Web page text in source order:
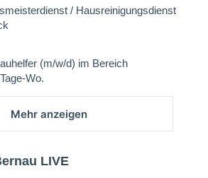
/ Hausreinigungsdienst
(m/w/d) im Bereich
Wo.
Mehr anzeigen
LIVE